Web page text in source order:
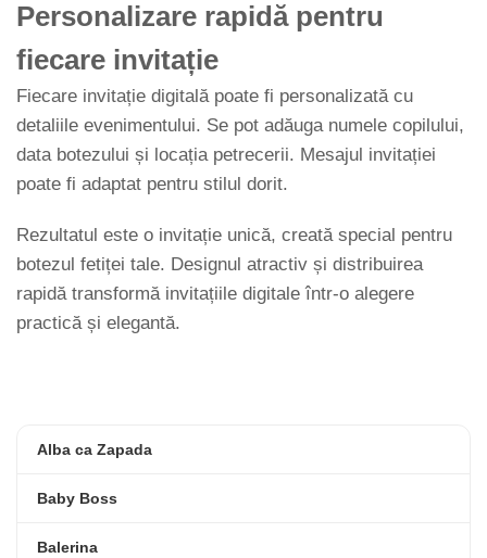
Alba ca Zapada
Baby Boss
Balerina
Personalizare rapidă pentru
fiecare invitație
Fiecare invitație digitală poate fi personalizată cu
detaliile evenimentului. Se pot adăuga numele copilului,
data botezului și locația petrecerii. Mesajul invitației
poate fi adaptat pentru stilul dorit.
Rezultatul este o invitație unică, creată special pentru
botezul fetiței tale. Designul atractiv și distribuirea
rapidă transformă invitațiile digitale într-o alegere
practică și elegantă.